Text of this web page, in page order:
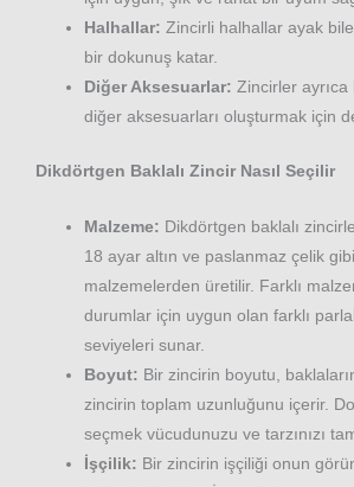
Halhallar: Zincirli halhallar ayak
bir dokunuş katar.
Diğer Aksesuarlar: Zincirler
diğer aksesuarları oluşturmak için
Dikdörtgen Baklalı Zincir Nasıl Seçilir
Malzeme: Dikdörtgen baklalı
18 ayar altın ve paslanmaz çelik
malzemelerden üretilir. Farklı
durumlar için uygun olan farklı
seviyeleri sunar.
Boyut: Bir zincirin boyutu,
zincirin toplam uzunluğunu içerir.
seçmek vücudunuzu ve tarzınızı
İşçilik: Bir zincirin işçiliği onun